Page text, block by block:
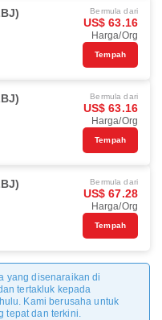
Bermula dari
US$ 63.16
Harga/Org
Tempah
Bermula dari
US$ 63.16
Harga/Org
Tempah
Bermula dari
US$ 67.28
Harga/Org
Tempah
yang disenaraikan di
tertakluk kepada
Kami berusaha untuk
tepat dan terkini.